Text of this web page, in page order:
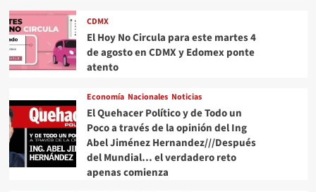
CDMX
El Hoy No Circula para este martes 4
de agosto en CDMX y Edomex ponte
atento
Economía Nacionales Noticias
El Quehacer Político y de Todo un
Poco a través de la opinión del Ing
Abel Jiménez Hernandez///Después
del Mundial… el verdadero reto
apenas comienza